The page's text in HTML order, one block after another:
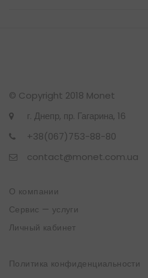
© Copyright 2018 Monet
г. Днепр, пр. Гагарина, 16
+38(067)753-88-80
contact@monet.com.ua
О компании
Сервис — услуги
Личный кабинет
Политика конфиденциальности